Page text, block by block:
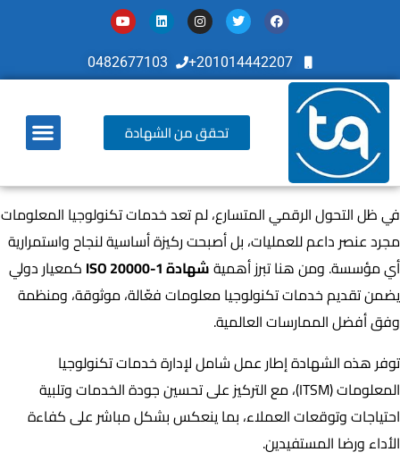
201014442207+
0482677103
تحقق من الشهادة
في ظل التحول الرقمي المتسارع، لم تعد خدمات تكنولوجيا المعلومات
مجرد عنصر داعم للعمليات، بل أصبحت ركيزة أساسية لنجاح واستمرارية
أي مؤسسة. ومن هنا تبرز أهميةشهادة ISO 20000-1
كمعيار دولي
يضمن تقديم خدمات تكنولوجيا معلومات فعّالة، موثوقة، ومنظمة
وفق أفضل الممارسات العالمية.
توفر هذه الشهادة إطار عمل شامل لإدارة خدمات تكنولوجيا
المعلومات (ITSM)، مع التركيز على تحسين جودة الخدمات وتلبية
احتياجات وتوقعات العملاء، بما ينعكس بشكل مباشر على كفاءة
الأداء ورضا المستفيدين.